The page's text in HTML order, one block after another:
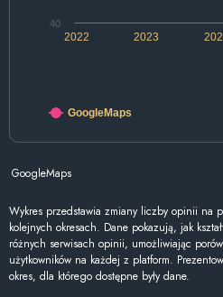
2022 2023
40
GoogleMaps
GoogleMaps
Wykres przedstawia zmiany liczby opinii na
kolejnych okresach. Dane pokazują, jak
różnych serwisach opinii, umożliwiając
użytkowników na każdej z platform.
okres, dla którego dostępne były dane.